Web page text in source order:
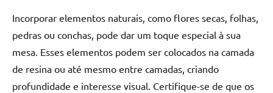
Incorporar elementos naturais, como flores secas, folhas,
pedras ou conchas, pode dar um toque especial à sua
mesa. Esses elementos podem ser colocados na camada
de resina ou até mesmo entre camadas, criando
profundidade e interesse visual. Certifique-se de que os